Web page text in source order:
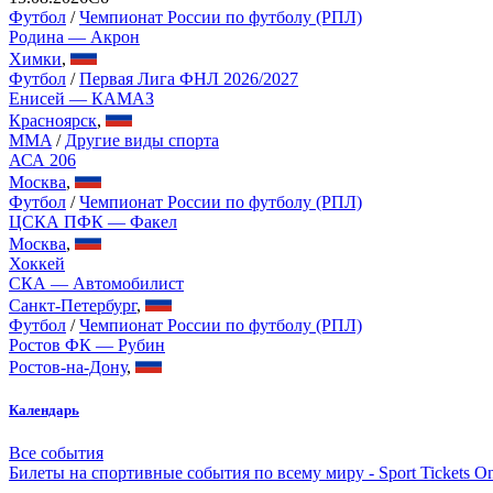
Футбол /Чемпионат России по футболу (РПЛ)
Родина — Акрон
Химки,
Футбол /Первая Лига ФНЛ 2026/2027
Енисей — КАМАЗ
Красноярск,
MMA / Другие виды спорта
АСА 206
Москва,
Футбол /Чемпионат России по футболу (РПЛ)
ЦСКА ПФК — Факел
Москва,
Хоккей
СКА — Автомобилист
Санкт-Петербург,
Футбол /Чемпионат России по футболу (РПЛ)
Ростов ФК — Рубин
Ростов-на-Дону,
Календарь
Все события
Билеты на спортивные события по всему миру - Sport Tickets